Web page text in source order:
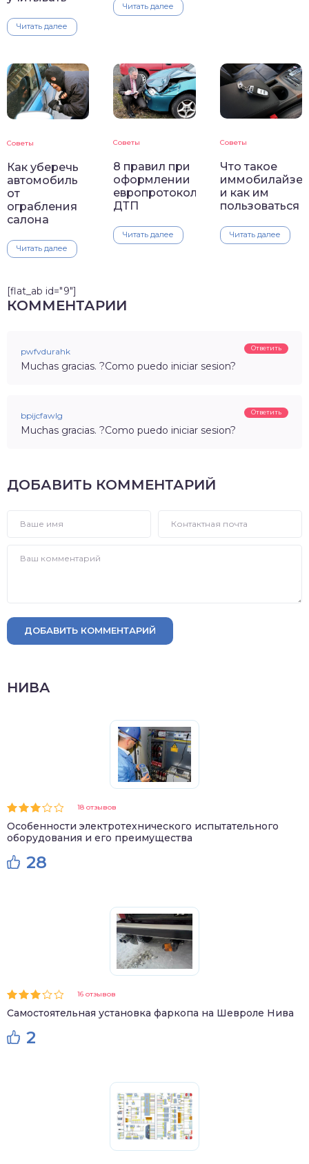
Читать далее
Читать далее
Советы
Как уберечь
автомобиль
от
ограбления
салона
Читать далее
Советы
8 правил при
оформлении
европротокола
ДТП
Читать далее
Советы
Что такое
и как им
пользоваться
Читать далее
[flat_ab id="9"]
КОММЕНТАРИИ
pwfvdurahk Ответить
Muchas gracias. ?Como puedo iniciar sesion?
bpijcfawlg Ответить
Muchas gracias. ?Como puedo iniciar sesion?
ДОБАВИТЬ КОММЕНТАРИЙ
ДОБАВИТЬ КОММЕНТАРИЙ
НИВА
18 отзывов
Особенности электротехнического испытательного
оборудования и его преимущества
28
16 отзывов
Самостоятельная установка фаркопа на Шевроле Нива
2